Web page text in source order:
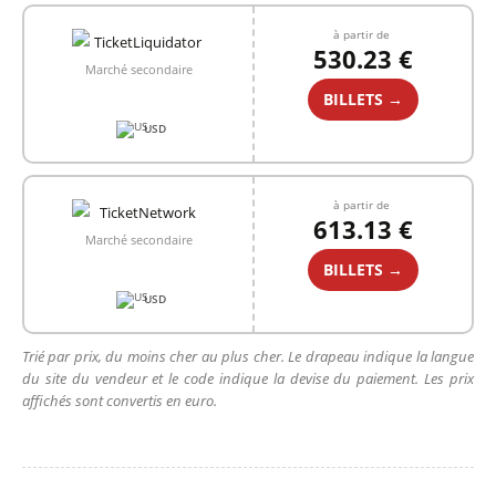
Marché secondaire
USD
à partir de
530.23 €
BILLETS →
Marché secondaire
USD
à partir de
613.13 €
BILLETS →
Trié par prix, du moins cher au plus cher. Le drapeau indique la langue
du site du vendeur et le code indique la devise du paiement. Les prix
affichés sont convertis en euro.